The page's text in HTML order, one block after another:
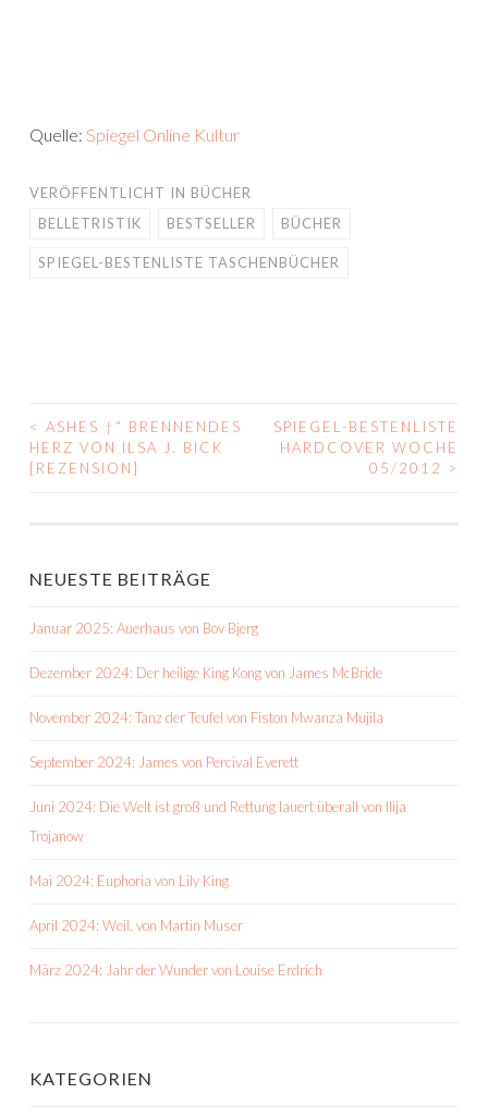
Quelle: Spiegel Online Kultur
VERÖFFENTLICHT IN BÜCHER
BELLETRISTIK
BESTSELLER BÜCHER
SPIEGEL-BESTENLISTE TASCHENBÜCHER
BEITRAGS-
NAVIGATION
< ASHES †“ BRENNENDES
HERZ VON ILSA J. BICK
[REZENSION]
SPIEGEL-BESTENLISTE
HARDCOVER WOCHE
05/2012
>
NEUESTE BEITRÄGE
Januar 2025: Auerhaus von Bov Bjerg
Dezember 2024: Der heilige King Kong von James McBride
November 2024: Tanz der Teufel von Fiston Mwanza Mujila
September 2024: James von Percival Everett
Juni 2024: Die Welt ist groß und Rettung lauert überall von Ilija
Trojanow
Mai 2024: Euphoria von Lily King
April 2024: Weil. von Martin Muser
März 2024: Jahr der Wunder von Louise Erdrich
KATEGORIEN